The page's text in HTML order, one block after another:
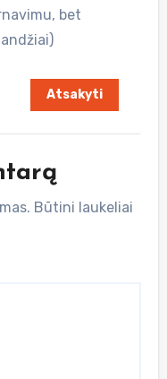
bet
Atsakyti
Būtini laukeliai